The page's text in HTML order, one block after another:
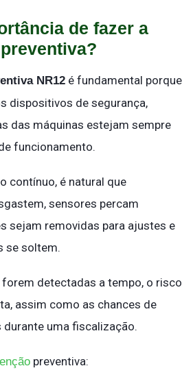
de fazer a
NR12 é fundamental porque
dispositivos de segurança,
das máquinas estejam sempre
funcionamento.
contínuo, é natural que
sensores percam
sejam removidas para ajustes e
se soltem.
detectadas a tempo, o risco
assim como as chances de
uma fiscalização.
preventiva: